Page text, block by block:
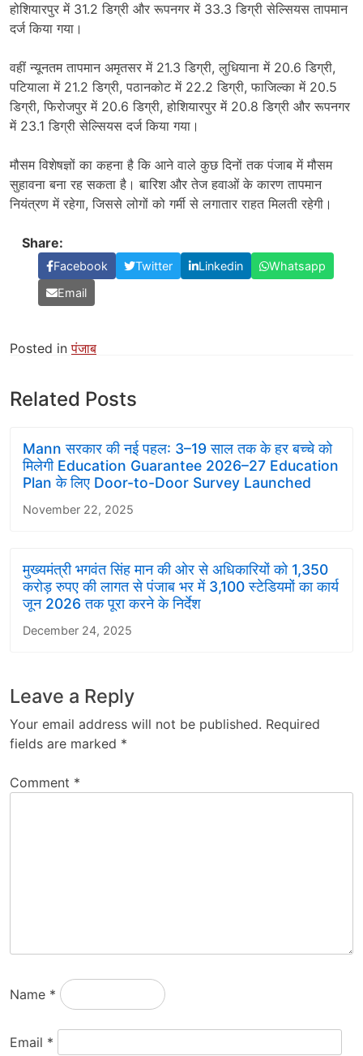
होशियारपुर में 31.2 डिग्री और रूपनगर में 33.3 डिग्री सेल्सियस तापमान
दर्ज किया गया।
वहीं न्यूनतम तापमान अमृतसर में 21.3 डिग्री, लुधियाना में 20.6 डिग्री,
पटियाला में 21.2 डिग्री, पठानकोट में 22.2 डिग्री, फाजिल्का में 20.5
डिग्री, फिरोजपुर में 20.6 डिग्री, होशियारपुर में 20.8 डिग्री और रूपनगर
में 23.1 डिग्री सेल्सियस दर्ज किया गया।
मौसम विशेषज्ञों का कहना है कि आने वाले कुछ दिनों तक पंजाब में मौसम
सुहावना बना रह सकता है। बारिश और तेज हवाओं के कारण तापमान
नियंत्रण में रहेगा, जिससे लोगों को गर्मी से लगातार राहत मिलती रहेगी।
Share:
Facebook Twitter Linkedin
Whatsapp
Email
Posted inपंजाब
Related Posts
Mann सरकार की नई पहल: 3–19 साल तक के हर बच्चे को
मिलेगी Education Guarantee 2026–27 Education
Plan के लिए Door-to-Door Survey Launched
November 22, 2025
मुख्यमंत्री भगवंत सिंह मान की ओर से अधिकारियों को 1,350
करोड़ रुपए की लागत से पंजाब भर में 3,100 स्टेडियमों का कार्य
जून 2026 तक पूरा करने के निर्देश
December 24, 2025
Leave a Reply
Your email address will not be published. Required
fields are marked *
Comment *
Name *
Email *